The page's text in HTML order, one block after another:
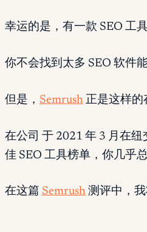
幸运的是，有一款 SEO 工
你不会找到太多 SEO 软件
但是， Semrush 正是这样的
在公司 于 2021 年 3 月在纽
佳 SEO 工具榜单，你几乎
在这篇 Semrush 测评中，